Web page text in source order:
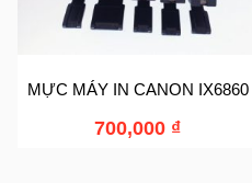
MỰC MÁY IN CANON IX6860
700,000 ₫